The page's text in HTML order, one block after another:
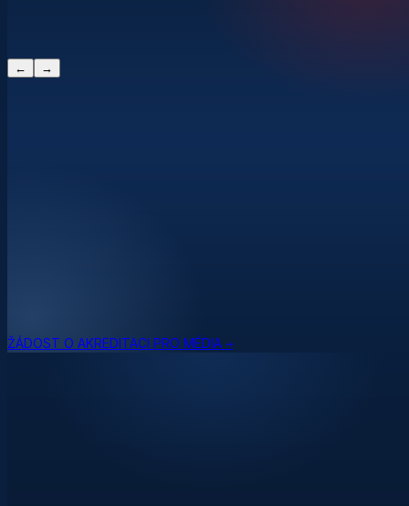
← →
ŽÁDOST O AKREDITACI PRO MÉDIA →